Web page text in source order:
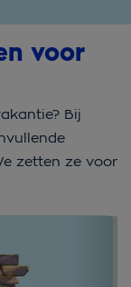
voor
Bij
zetten ze voor